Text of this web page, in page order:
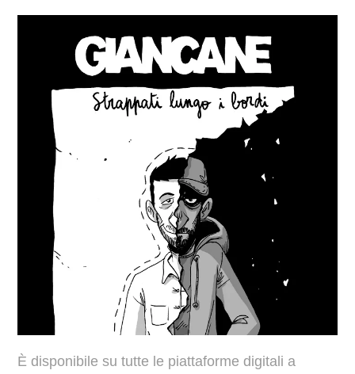
È disponibile su tutte le piattaforme digitali a